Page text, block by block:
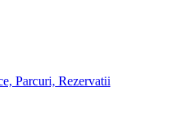
Parcuri, Rezervatii